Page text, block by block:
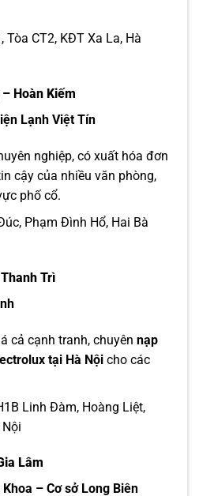
Tòa CT2, KĐT Xa La, Hà
Hoàn Kiếm
Lạnh Việt Tín
nghiệp, có xuất hóa đơn
cậy của nhiều văn phòng,
phố cổ.
Phạm Đình Hổ, Hai Bà
Trì
cả cạnh tranh, chuyên nạp
tại Hà Nộicho các
Linh Đàm, Hoàng Liệt,
Lâm
– Cơ sở Long Biên